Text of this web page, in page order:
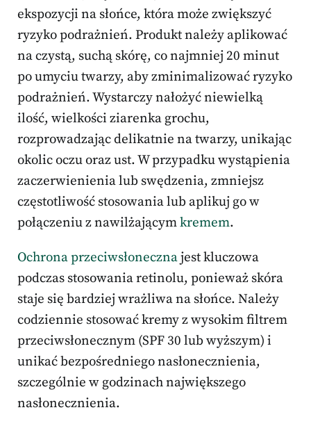
ekspozycji na słońce, która może zwiększyć
ryzyko podrażnień. Produkt należy aplikować
na czystą, suchą skórę, co najmniej 20 minut
po umyciu twarzy, aby zminimalizować ryzyko
podrażnień. Wystarczy nałożyć niewielką
ilość, wielkości ziarenka grochu,
rozprowadzając delikatnie na twarzy, unikając
okolic oczu oraz ust. W przypadku wystąpienia
zaczerwienienia lub swędzenia, zmniejsz
częstotliwość stosowania lub aplikuj go w
połączeniu z nawilżającymkremem.
Ochrona przeciwsłonecznajest kluczowa
podczas stosowania retinolu, ponieważ skóra
staje się bardziej wrażliwa na słońce. Należy
codziennie stosować kremy z wysokim filtrem
przeciwsłonecznym (SPF 30 lub wyższym) i
unikać bezpośredniego nasłonecznienia,
szczególnie w godzinach największego
nasłonecznienia.